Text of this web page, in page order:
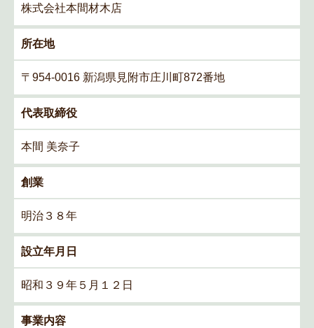
株式会社本間材木店
所在地
〒954-0016 新潟県見附市庄川町872番地
代表取締役
本間 美奈子
創業
明治３８年
設立年月日
昭和３９年５月１２日
事業内容